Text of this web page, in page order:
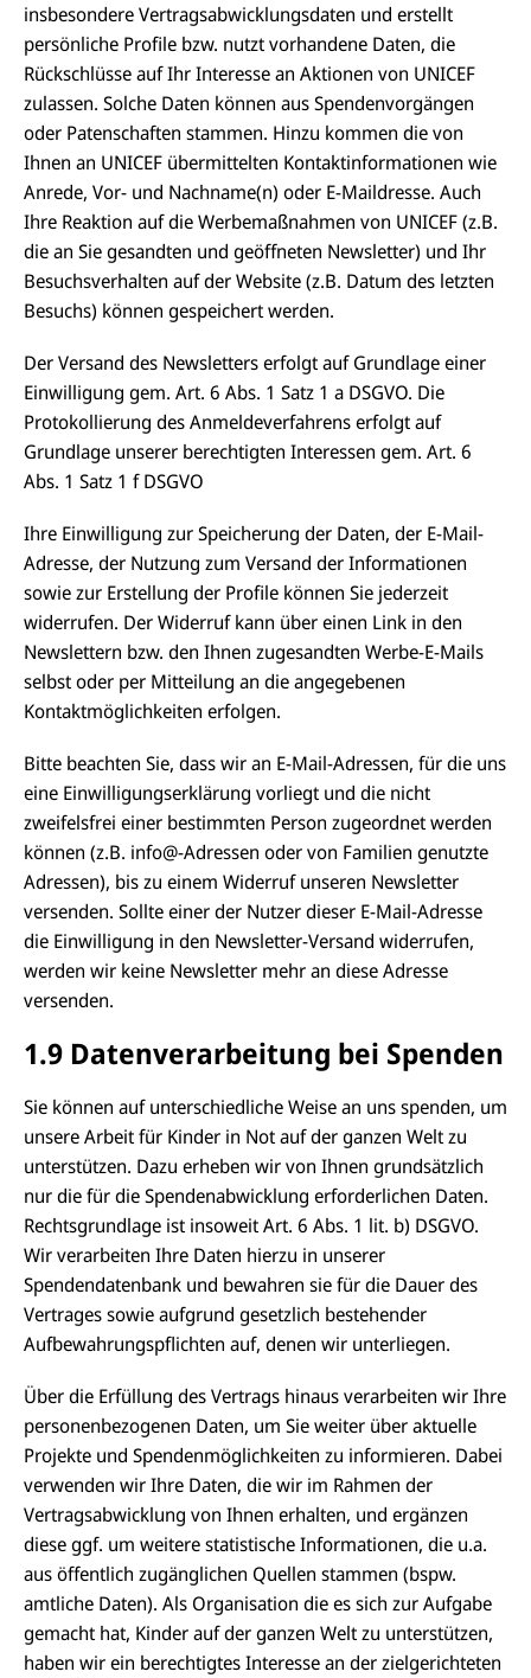
insbesondere Vertragsabwicklungsdaten und erstellt
persönliche Profile bzw. nutzt vorhandene Daten, die
Rückschlüsse auf Ihr Interesse an Aktionen von UNICEF
zulassen. Solche Daten können aus Spendenvorgängen
oder Patenschaften stammen. Hinzu kommen die von
Ihnen an UNICEF übermittelten Kontaktinformationen wie
Anrede, Vor- und Nachname(n) oder E-Maildresse. Auch
Ihre Reaktion auf die Werbemaßnahmen von UNICEF (z.B.
die an Sie gesandten und geöffneten Newsletter) und Ihr
Besuchsverhalten auf der Website (z.B. Datum des letzten
Besuchs) können gespeichert werden.
Der Versand des Newsletters erfolgt auf Grundlage einer
Einwilligung gem. Art. 6 Abs. 1 Satz 1 a DSGVO. Die
Protokollierung des Anmeldeverfahrens erfolgt auf
Grundlage unserer berechtigten Interessen gem. Art. 6
Abs. 1 Satz 1 f DSGVO
Ihre Einwilligung zur Speicherung der Daten, der E-Mail-
Adresse, der Nutzung zum Versand der Informationen
sowie zur Erstellung der Profile können Sie jederzeit
widerrufen. Der Widerruf kann über einen Link in den
Newslettern bzw. den Ihnen zugesandten Werbe-E-Mails
selbst oder per Mitteilung an die angegebenen
Kontaktmöglichkeiten erfolgen.
Bitte beachten Sie, dass wir an E-Mail-Adressen, für die uns
eine Einwilligungserklärung vorliegt und die nicht
zweifelsfrei einer bestimmten Person zugeordnet werden
können (z.B. info@-Adressen oder von Familien genutzte
Adressen), bis zu einem Widerruf unseren Newsletter
versenden. Sollte einer der Nutzer dieser E-Mail-Adresse
die Einwilligung in den Newsletter-Versand widerrufen,
werden wir keine Newsletter mehr an diese Adresse
versenden.
1.9 Datenverarbeitung bei Spenden
Sie können auf unterschiedliche Weise an uns spenden, um
unsere Arbeit für Kinder in Not auf der ganzen Welt zu
unterstützen. Dazu erheben wir von Ihnen grundsätzlich
nur die für die Spendenabwicklung erforderlichen Daten.
Rechtsgrundlage ist insoweit Art. 6 Abs. 1 lit. b) DSGVO.
Wir verarbeiten Ihre Daten hierzu in unserer
Spendendatenbank und bewahren sie für die Dauer des
Vertrages sowie aufgrund gesetzlich bestehender
Aufbewahrungspflichten auf, denen wir unterliegen.
Über die Erfüllung des Vertrags hinaus verarbeiten wir Ihre
personenbezogenen Daten, um Sie weiter über aktuelle
Projekte und Spendenmöglichkeiten zu informieren. Dabei
verwenden wir Ihre Daten, die wir im Rahmen der
Vertragsabwicklung von Ihnen erhalten, und ergänzen
diese ggf. um weitere statistische Informationen, die u.a.
aus öffentlich zugänglichen Quellen stammen (bspw.
amtliche Daten). Als Organisation die es sich zur Aufgabe
gemacht hat, Kinder auf der ganzen Welt zu unterstützen,
haben wir ein berechtigtes Interesse an der zielgerichteten